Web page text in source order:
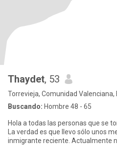
Thaydet, 53
Torrevieja, Comunidad Valenciana,
Buscando: Hombre 48 - 65
Hola a todas las personas que se
La verdad es que llevo sólo unos
inmigrante reciente. Actualmente no tengo trabajo, así que no me